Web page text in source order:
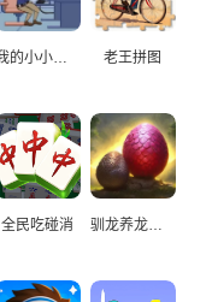
我的小小人生 老王拼图
全民吃碰消 驯龙养龙孵化高手